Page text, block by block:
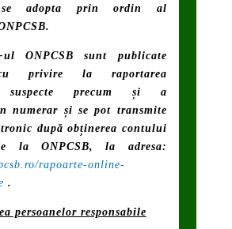
adopta prin ordin al
ONPCSB sunt publicate
privire la raportarea
suspecte precum și a
numerar și se pot transmite
după obținerea contului
la ONPCSB, la adresa:
rapoarte-online-
.
persoanelor responsabile